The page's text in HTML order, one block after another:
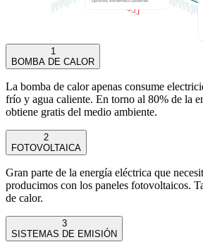
1
BOMBA DE CALOR
La bomba de calor apenas consume
frío y agua caliente. En torno al 80% de la
obtiene gratis del medio ambiente.
2
FOTOVOLTAICA
Gran parte de la energía eléctrica que
producimos con los paneles fotovoltaicos.
de calor.
3
SISTEMAS DE EMISIÓN